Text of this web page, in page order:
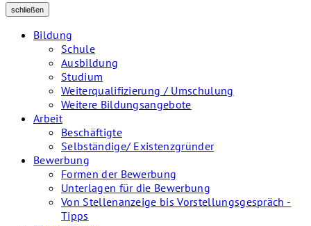
schließen
Bildung
Schule
Ausbildung
Studium
Weiterqualifizierung / Umschulung
Weitere Bildungsangebote
Arbeit
Beschäftigte
Selbständige/ Existenzgründer
Bewerbung
Formen der Bewerbung
Unterlagen für die Bewerbung
Von Stellenanzeige bis Vorstellungsgespräch -
Tipps